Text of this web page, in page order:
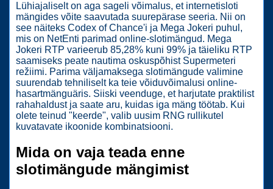
Lühiajaliselt on aga sageli võimalus, et internetisloti
mängides võite saavutada suurepärase seeria. Nii on
see näiteks Codex of Chance'i ja Mega Jokeri puhul,
mis on NetEnti parimad online-slotimängud. Mega
Jokeri RTP varieerub 85,28% kuni 99% ja täieliku RTP
saamiseks peate nautima oskuspõhist Supermeteri
režiimi. Parima väljamaksega slotimängude valimine
suurendab tehniliselt ka teie võiduvõimalusi online-
hasartmänguäris. Siiski veenduge, et harjutate praktilist
rahahaldust ja saate aru, kuidas iga mäng töötab. Kui
olete teinud "keerde", valib uusim RNG rullikutel
kuvatavate ikoonide kombinatsiooni.
Mida on vaja teada enne
slotimängude mängimist